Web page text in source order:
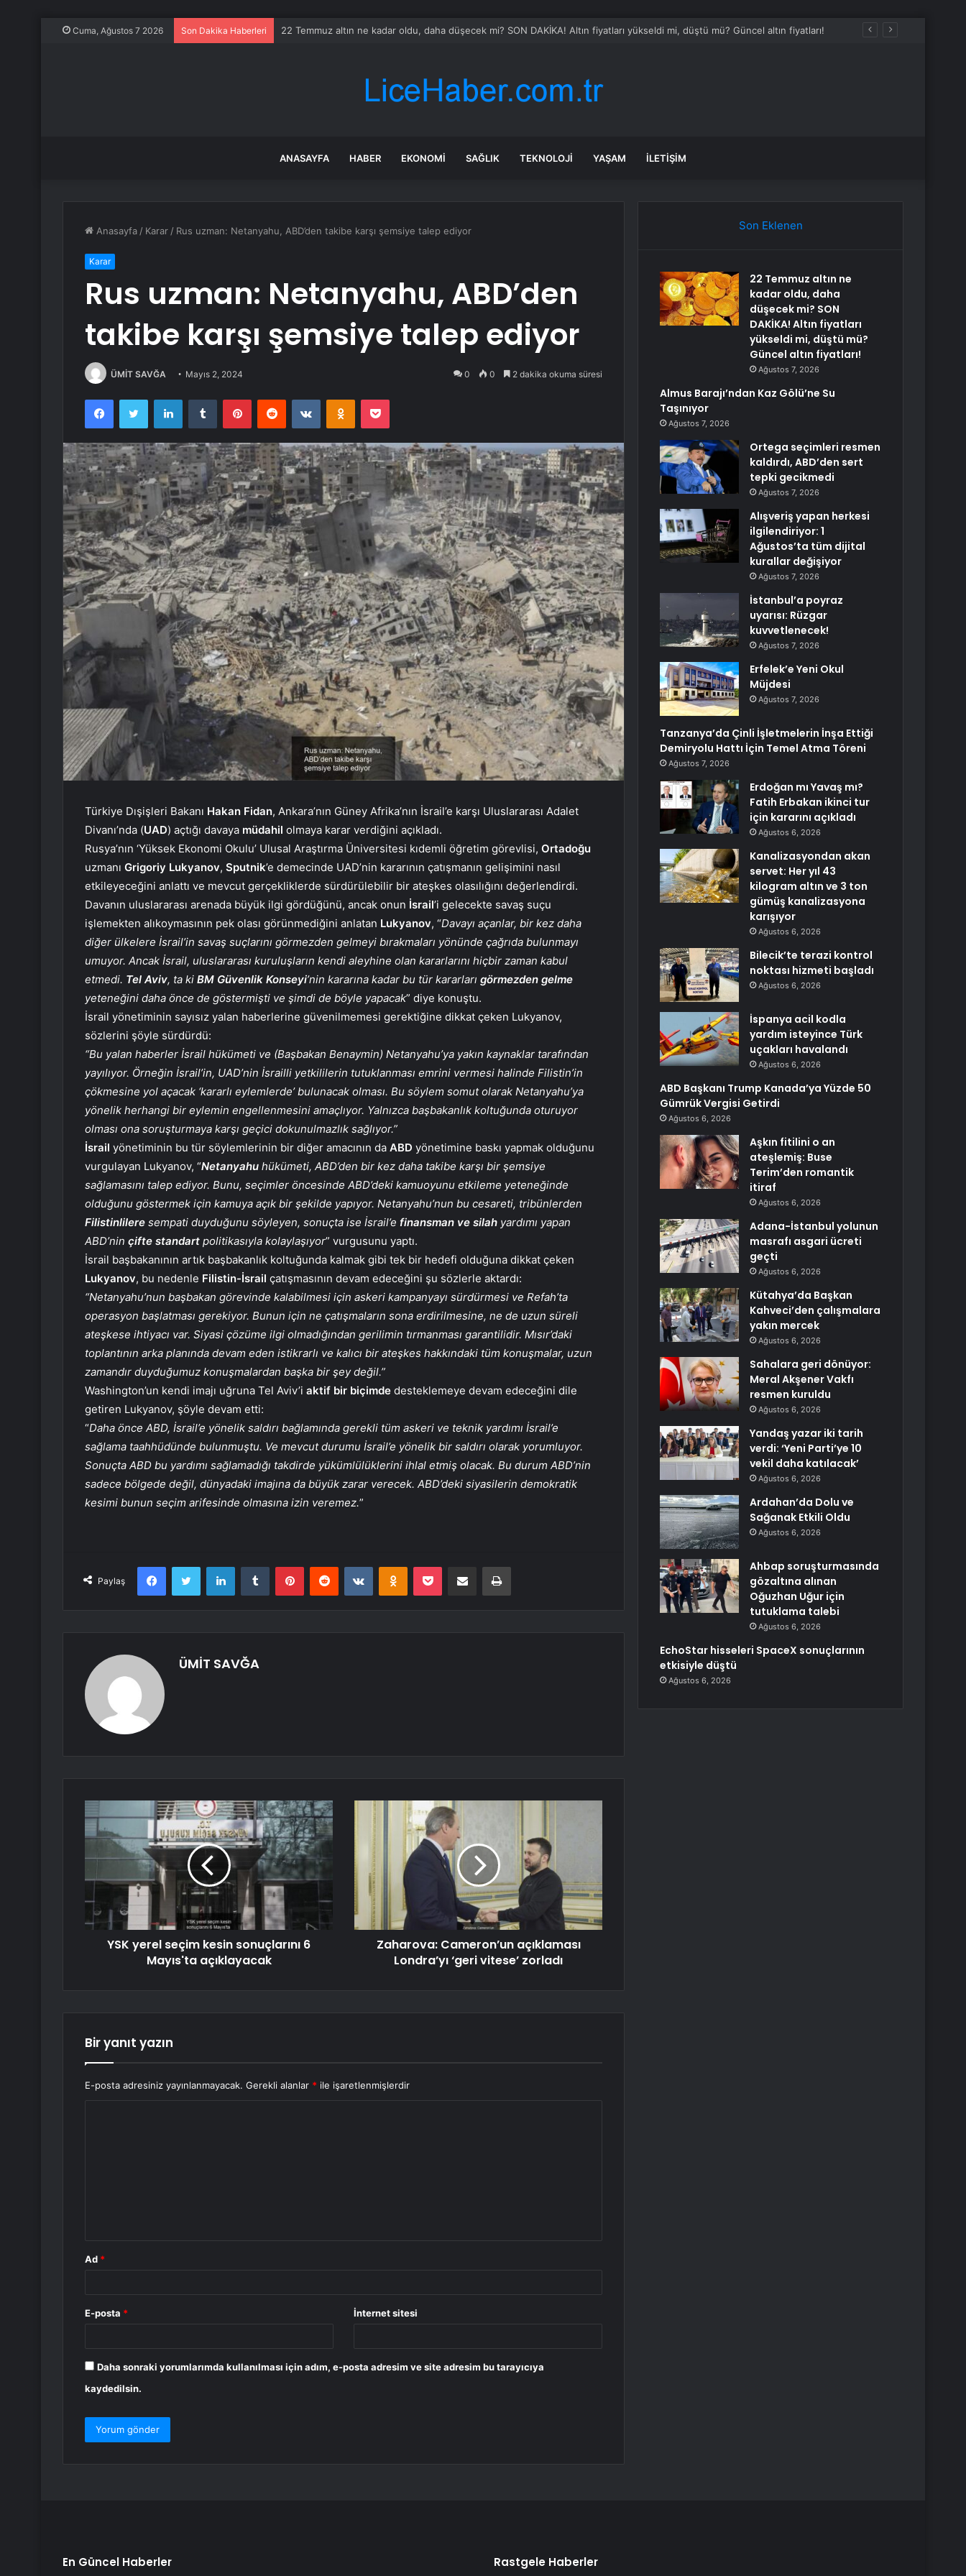
Cuma, Ağustos 7 2026 Son Dakika Haberleri Almus Barajı’ndan Kaz Gölü’ne Su Taşınıyor
ANASAYFA HABER EKONOMI SAĞLIK TEKNOLOJI YAŞAM İLETIŞIM
Anasayfa / Karar / Rus uzman: Netanyahu, ABD’den takibe karşı şemsiye talep ediyor
Karar
Rus uzman: Netanyahu, ABD’den
takibe karşı şemsiye talep ediyor
ÜMİT SAVĞA Mayıs 2, 2024 0 0 2 dakika okuma süresi
FacebookTwitter LinkedInTumblr PinterestReddit VKontakteOdnoklassniki
Pocket
Türkiye Dışişleri Bakanı Hakan Fidan, Ankara’nın Güney Afrika’nın İsrail’e karşı Uluslararası Adalet
Divanı’nda (UAD) açtığı davaya müdahil olmaya karar verdiğini açıkladı.
Rusya’nın ‘Yüksek Ekonomi Okulu’ Ulusal Araştırma Üniversitesi kıdemli öğretim görevlisi, Ortadoğu
uzmanı Grigoriy Lukyanov, Sputnik’e demecinde UAD’nin kararının çatışmanın gelişimini nasıl
etkileyeceğini anlattı ve mevcut gerçekliklerde sürdürülebilir bir ateşkes olasılığını değerlendirdi.
Davanın uluslararası arenada büyük ilgi gördüğünü, ancak onun İsrail’i gelecekte savaş suçu
işlemekten alıkoymasının pek olası görünmediğini anlatan Lukyanov, “Davayı açanlar, bir kez daha
diğer ülkelere İsrail’in savaş suçlarını görmezden gelmeyi bırakmaları yönünde çağrıda bulunmayı
umuyor. Ancak İsrail, uluslararası kuruluşların kendi aleyhine olan kararlarını hiçbir zaman kabul
etmedi. Tel Aviv, ta ki BM Güvenlik Konseyi’nin kararına kadar bu tür kararları görmezden gelme
yeteneğini daha önce de göstermişti ve şimdi de böyle yapacak” diye konuştu.
İsrail yönetiminin sayısız yalan haberlerine güvenilmemesi gerektiğine dikkat çeken Lukyanov,
sözlerini şöyle sürdürdü:
“Bu yalan haberler İsrail hükümeti ve (Başbakan Benaymin) Netanyahu’ya yakın kaynaklar tarafından
yayılıyor. Örneğin İsrail’in, UAD’nin İsrailli yetkililerin tutuklanması emrini vermesi halinde Filistin’in
çökmesine yol açacak ‘kararlı eylemlerde’ bulunacak olması. Bu söylem somut olarak Netanyahu’ya
yönelik herhangi bir eylemin engellenmesini amaçlıyor. Yalnızca başbakanlık koltuğunda oturuyor
olması ona soruşturmaya karşı geçici dokunulmazlık sağlıyor.”
İsrail yönetiminin bu tür söylemlerinin bir diğer amacının da ABD yönetimine baskı yapmak olduğunu
vurgulayan Lukyanov, “Netanyahu hükümeti, ABD’den bir kez daha takibe karşı bir şemsiye
sağlamasını talep ediyor. Bunu, seçimler öncesinde ABD’deki kamuoyunu etkileme yeteneğinde
olduğunu göstermek için kamuya açık bir şekilde yapıyor. Netanyahu’nun bu cesareti, tribünlerden
Filistinlilere sempati duyduğunu söyleyen, sonuçta ise İsrail’e finansman ve silah yardımı yapan
ABD’nin çifte standart politikasıyla kolaylaşıyor” vurgusunu yaptı.
İsrail başbakanının artık başbakanlık koltuğunda kalmak gibi tek bir hedefi olduğuna dikkat çeken
Lukyanov, bu nedenle Filistin-İsrail çatışmasının devam edeceğini şu sözlerle aktardı:
“Netanyahu’nun başbakan görevinde kalabilmesi için askeri kampanyayı sürdürmesi ve Refah’ta
operasyon başlatması gerekiyor. Bunun için ne çatışmaların sona erdirilmesine, ne de uzun süreli
ateşkese ihtiyacı var. Siyasi çözüme ilgi olmadığından gerilimin tırmanması garantilidir. Mısır’daki
toplantının arka planında devam eden istikrarlı ve kalıcı bir ateşkes hakkındaki tüm konuşmalar, uzun
zamandır duyduğumuz konuşmalardan başka bir şey değil.”
Washington’un kendi imajı uğruna Tel Aviv’i aktif bir biçimde desteklemeye devam edeceğini dile
getiren Lukyanov, şöyle devam etti:
“Daha önce ABD, İsrail’e yönelik saldırı bağlamında gerekli tüm askeri ve teknik yardımı İsrail’e
sağlama taahhüdünde bulunmuştu. Ve mevcut durumu İsrail’e yönelik bir saldırı olarak yorumluyor.
Sonuçta ABD bu yardımı sağlamadığı takdirde yükümlülüklerini ihlal etmiş olacak. Bu durum ABD’nin
sadece bölgede değil, dünyadaki imajına da büyük zarar verecek. ABD’deki siyasilerin demokratik
kesimi bunun seçim arifesinde olmasına izin veremez.”
Paylaş
FacebookTwitter LinkedInTumblr PinterestReddit VKontakteOdnoklassniki
Pocket E-Posta ile paylaş Yazdır
ÜMİT SAVĞA
YSK yerel seçim kesin sonuçlarını 6
Mayıs'ta açıklayacak
Zaharova: Cameron’un açıklaması
Londra’yı ‘geri vitese’ zorladı
Bir yanıt yazın
E-posta adresiniz yayınlanmayacak. Gerekli alanlar * ile işaretlenmişlerdir
Ad *
E-posta * İnternet sitesi
Daha sonraki yorumlarımda kullanılması için adım, e-posta adresim ve site adresim bu tarayıcıya
kaydedilsin.
Son Eklenen
22 Temmuz altın ne
kadar oldu, daha
düşecek mi? SON
DAKİKA! Altın fiyatları
yükseldi mi, düştü mü?
Güncel altın fiyatları!
Ağustos 7, 2026
Almus Barajı’ndan Kaz Gölü’ne Su
Taşınıyor
Ağustos 7, 2026
Ortega seçimleri resmen
kaldırdı, ABD’den sert
tepki gecikmedi
Ağustos 7, 2026
Alışveriş yapan herkesi
ilgilendiriyor: 1
Ağustos’ta tüm dijital
kurallar değişiyor
Ağustos 7, 2026
İstanbul’a poyraz
uyarısı: Rüzgar
kuvvetlenecek!
Ağustos 7, 2026
Erfelek’e Yeni Okul
Müjdesi
Ağustos 7, 2026
Tanzanya’da Çinli İşletmelerin İnşa Ettiği
Demiryolu Hattı İçin Temel Atma Töreni
Ağustos 7, 2026
Erdoğan mı Yavaş mı?
Fatih Erbakan ikinci tur
için kararını açıkladı
Ağustos 6, 2026
Kanalizasyondan akan
servet: Her yıl 43
kilogram altın ve 3 ton
gümüş kanalizasyona
karışıyor
Ağustos 6, 2026
Bilecik’te terazi kontrol
noktası hizmeti başladı
Ağustos 6, 2026
İspanya acil kodla
yardım isteyince Türk
uçakları havalandı
Ağustos 6, 2026
ABD Başkanı Trump Kanada’ya Yüzde 50
Gümrük Vergisi Getirdi
Ağustos 6, 2026
Aşkın fitilini o an
ateşlemiş: Buse
Terim’den romantik
itiraf
Ağustos 6, 2026
Adana-İstanbul yolunun
masrafı asgari ücreti
geçti
Ağustos 6, 2026
Kütahya’da Başkan
Kahveci’den çalışmalara
yakın mercek
Ağustos 6, 2026
Sahalara geri dönüyor:
Meral Akşener Vakfı
resmen kuruldu
Ağustos 6, 2026
Yandaş yazar iki tarih
verdi: ‘Yeni Parti’ye 10
vekil daha katılacak’
Ağustos 6, 2026
Ardahan’da Dolu ve
Sağanak Etkili Oldu
Ağustos 6, 2026
Ahbap soruşturmasında
gözaltına alınan
Oğuzhan Uğur için
tutuklama talebi
Ağustos 6, 2026
EchoStar hisseleri SpaceX sonuçlarının
etkisiyle düştü
Ağustos 6, 2026
En Güncel Haberler Rastgele Haberler